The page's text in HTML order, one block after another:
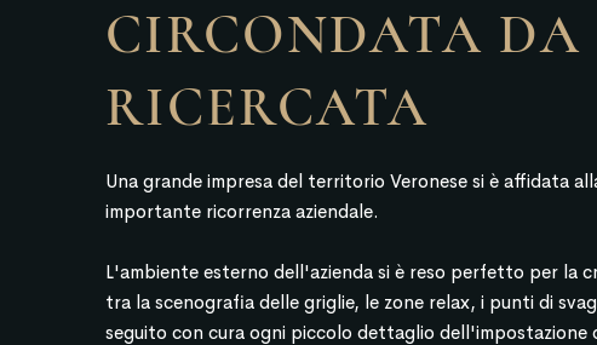
CIRCONDATA
RICERCATA
Una grande impresa del territorio Veronese si è affidata
importante ricorrenza aziendale.
L'ambiente esterno dell'azienda si è reso perfetto per la
tra la scenografia delle griglie, le zone relax, i punti di
seguito con cura ogni piccolo dettaglio dell'impostazione